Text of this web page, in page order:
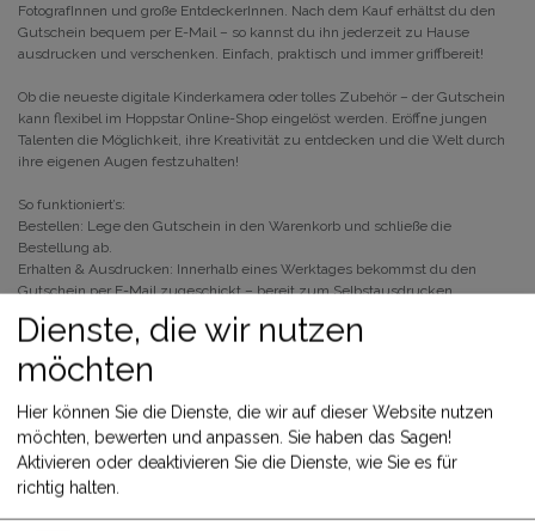
FotografInnen und große EntdeckerInnen. Nach dem Kauf erhältst du den
Gutschein bequem per E-Mail – so kannst du ihn jederzeit zu Hause
ausdrucken und verschenken. Einfach, praktisch und immer griffbereit!
Ob die neueste digitale Kinderkamera oder tolles Zubehör – der Gutschein
kann flexibel im Hoppstar Online-Shop eingelöst werden. Eröffne jungen
Talenten die Möglichkeit, ihre Kreativität zu entdecken und die Welt durch
ihre eigenen Augen festzuhalten!
So funktioniert’s:
Bestellen: Lege den Gutschein in den Warenkorb und schließe die
Bestellung ab.
Erhalten & Ausdrucken: Innerhalb eines Werktages bekommst du den
Gutschein per E-Mail zugeschickt – bereit zum Selbstausdrucken.
Verschenken: Überreiche den Gutschein und zaubere einem kleinen
Kreativkopf ein Lächeln ins Gesicht.
100,00€
IN DEN WARENKORB
Dienste, die wir nutzen
möchten
Hier können Sie die Dienste, die wir auf dieser Website nutzen
möchten, bewerten und anpassen. Sie haben das Sagen!
Aktivieren oder deaktivieren Sie die Dienste, wie Sie es für
richtig halten.